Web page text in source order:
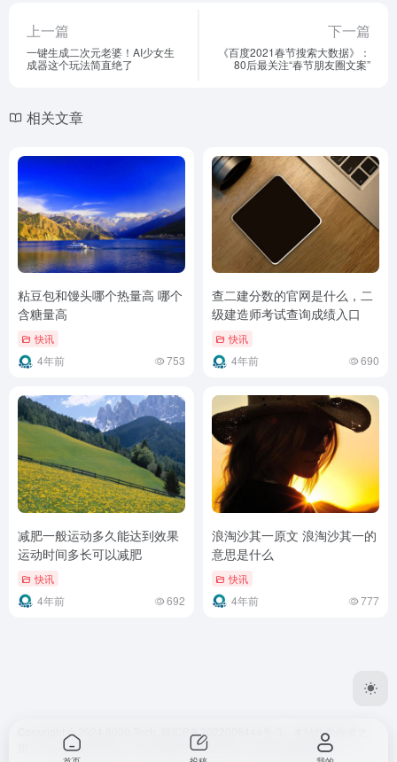
上一篇
一键生成二次元老婆！AI少女生
成器这个玩法简直绝了
下一篇
《百度2021春节搜索大数据》：
80后最关注“春节朋友圈文案”
相关文章
粘豆包和馒头哪个热量高 哪个
含糖量高
快讯
4年前 753
查二建分数的官网是什么，二
级建造师考试查询成绩入口
快讯
4年前 690
减肥一般运动多久能达到效果
运动时间多长可以减肥
快讯
4年前 692
浪淘沙其一原文 浪淘沙其一的
意思是什么
快讯
4年前 777
Copyright © 2024 8090.Tech. 陕ICP备2022008444号-3
。本站作为收录之
用，不对任何站点负责。若对某些站点存在异议，请联系我们删除。